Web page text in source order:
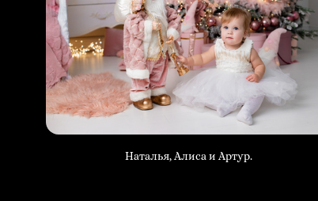
Наталья, Алиса и Артур.